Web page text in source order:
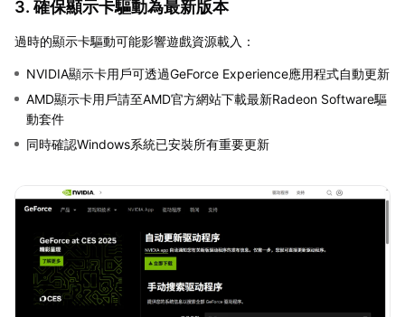
3. 確保顯示卡驅動為最新版本
過時的顯示卡驅動可能影響遊戲資源載入：
NVIDIA顯示卡用戶可透過GeForce Experience應用程式自動更新
AMD顯示卡用戶請至AMD官方網站下載最新Radeon Software驅
動套件
同時確認Windows系統已安裝所有重要更新